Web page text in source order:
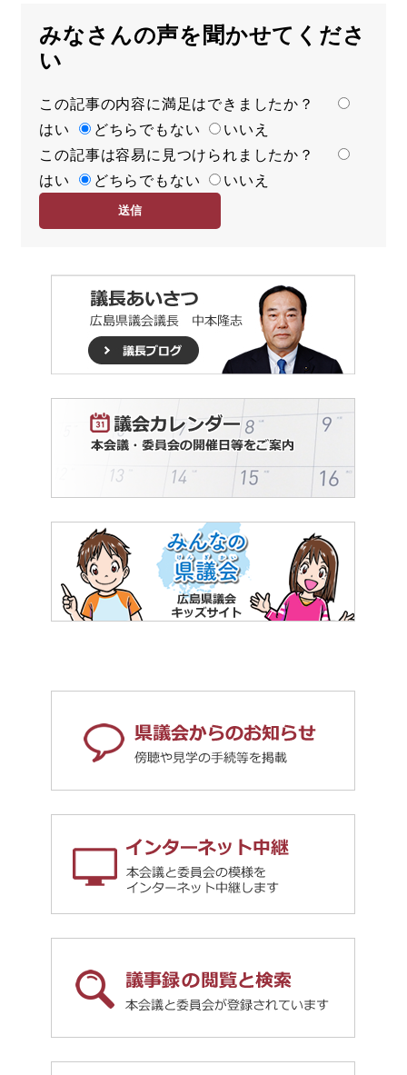
みなさんの声を聞かせてくださ
い
満
足
度
この記事の内容に満足はできましたか？
はい
どちらでもない
いいえ
容
易
この記事は容易に見つけられましたか？
はい
どちらでもない いいえ